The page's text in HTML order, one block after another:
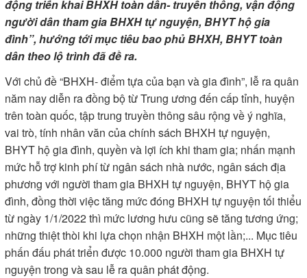
động triển khai BHXH toàn dân- truyền thông, vận động
người dân tham gia BHXH tự nguyện, BHYT hộ gia
đình”, hướng tới mục tiêu bao phủ BHXH, BHYT toàn
dân theo lộ trình đã đề ra.
Với chủ đề “BHXH- điểm tựa của bạn và gia đình”, lễ ra quân
năm nay diễn ra đồng bộ từ Trung ương đến cấp tỉnh, huyện
trên toàn quốc, tập trung truyền thông sâu rộng về ý nghĩa,
vai trò, tính nhân văn của chính sách BHXH tự nguyện,
BHYT hộ gia đình, quyền và lợi ích khi tham gia; nhấn mạnh
mức hỗ trợ kinh phí từ ngân sách nhà nước, ngân sách địa
phương với người tham gia BHXH tự nguyện, BHYT hộ gia
đình, đồng thời việc tăng mức đóng BHXH tự nguyện tối thiểu
từ ngày 1/1/2022 thì mức lương hưu cũng sẽ tăng tương ứng;
những thiệt thòi khi lựa chọn nhận BHXH một lần;... Mục tiêu
phấn đấu phát triển được 10.000 người tham gia BHXH tự
nguyện trong và sau lễ ra quân phát động.